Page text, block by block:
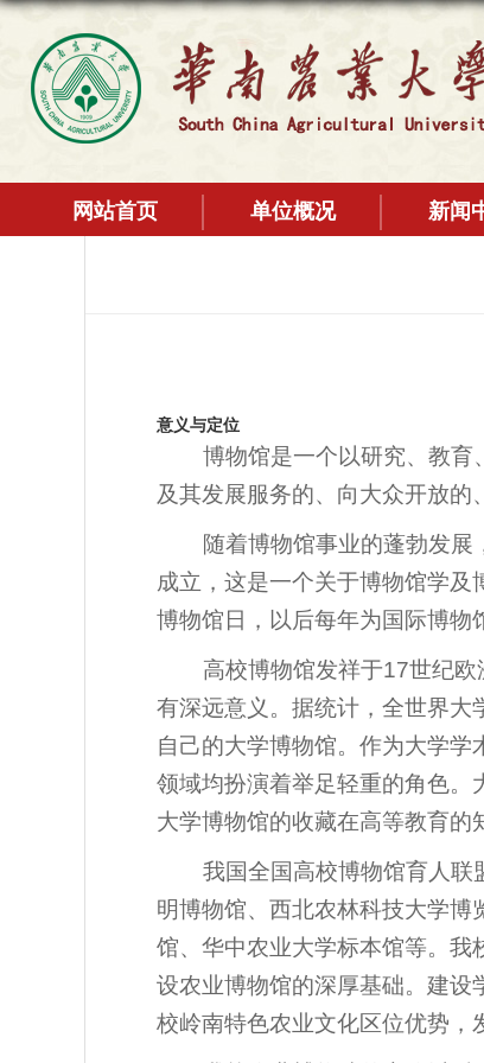
网站首页 单位概况 新闻
意义与定位
博物馆是一个以研究、教育
及其发展服务的、向大众开放的
随着博物馆事业的蓬勃发
成立，这是一个关于博物馆学
博物馆日，以后每年为国际博物
高校博物馆发祥于17世纪
有深远意义。据统计，全世界
自己的大学博物馆。作为大学
领域均扮演着举足轻重的角色。
大学博物馆的收藏在高等教育的
我国全国高校博物馆育人
明博物馆、西北农林科技大学
馆、华中农业大学标本馆等。我
设农业博物馆的深厚基础。建设
校岭南特色农业文化区位优势，